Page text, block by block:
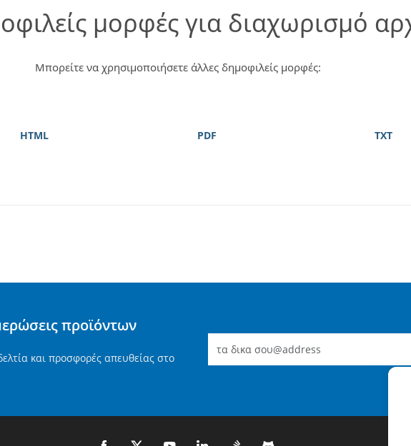
μορφές για διαχωρισμό
Μπορείτε να χρησιμοποιήσετε άλλες δημοφιλείς μορφές:
HTML PDF
TXT
προϊόντων
και προσφορές απευθείας στο